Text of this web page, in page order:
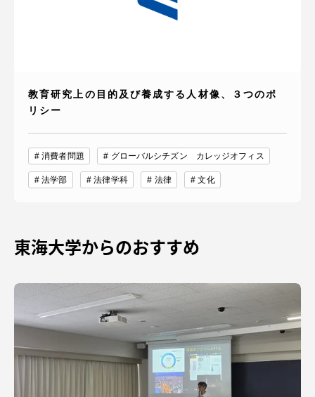
教育研究上の目的及び養成する人材像、３つのポ
リシー
消費者問題 グローバルシチズン カレッジオフィス
法学部 法律学科 法律 文化
東海大学からのおすすめ